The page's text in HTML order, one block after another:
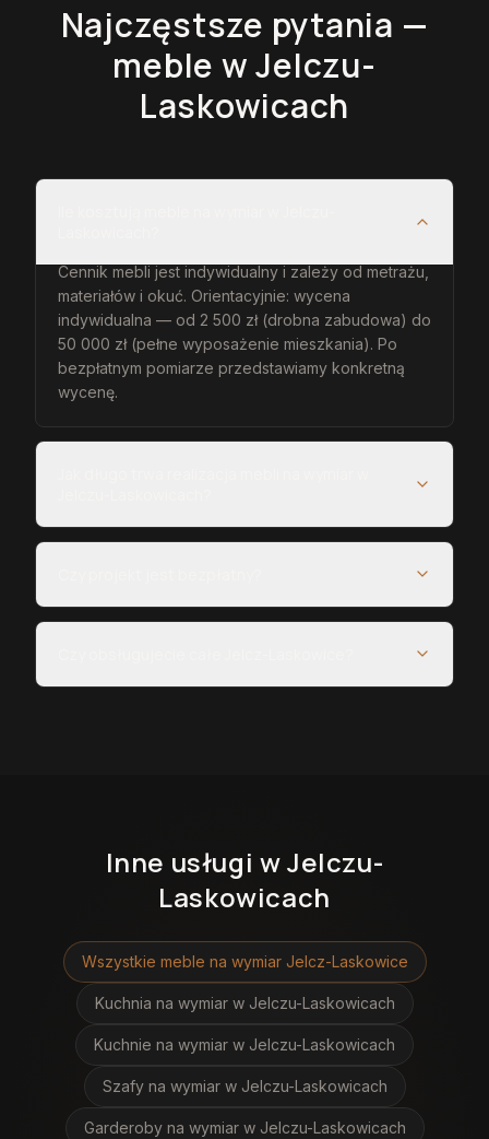
Najczęstsze pytania —
meble w Jelczu-
Laskowicach
Cennik mebli jest indywidualny i zależy od metrażu,
materiałów i okuć. Orientacyjnie: wycena
indywidualna — od 2 500 zł (drobna zabudowa) do
50 000 zł (pełne wyposażenie mieszkania). Po
bezpłatnym pomiarze przedstawiamy konkretną
wycenę.
Inne usługi w Jelczu-
Laskowicach
Wszystkie meble na wymiar Jelcz-Laskowice
Kuchnia na wymiar w Jelczu-Laskowicach
Kuchnie na wymiar w Jelczu-Laskowicach
Szafy na wymiar w Jelczu-Laskowicach
Garderoby na wymiar w Jelczu-Laskowicach